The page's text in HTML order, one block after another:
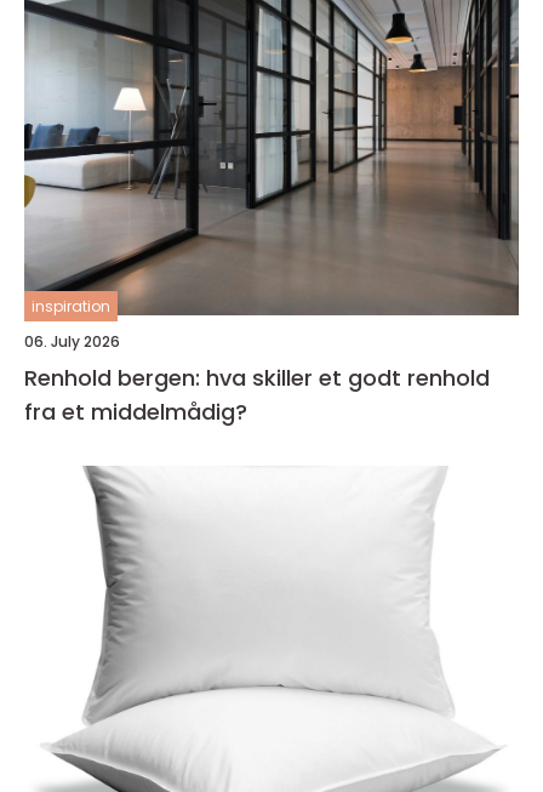
inspiration
06. July 2026
Renhold bergen: hva skiller et godt renhold
fra et middelmådig?